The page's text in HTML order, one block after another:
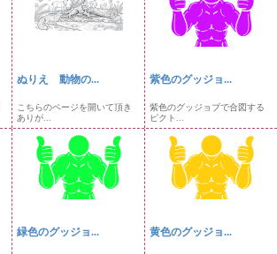
ぬりえ 動物の...
こちらのページを開いて頂き
ありが...
紫色のグッジョ...
紫色のグッジョブで合図する
ピクト...
緑色のグッジョ... 黄色のグッジョ...